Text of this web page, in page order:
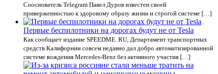
Сооснователь Telegram Павел Дуров известен своей
приверженностью к здоровому образу жизни и строгой системе […]
Первые беспилотники на дорогах будут не от Tesla
Как сообщает издание SPEEDME. RU, Департамент транспортных
средств Калифорнии совсем недавно дал добро автоматизированной
системе вождения Mercedes-Benz без активного участия […]